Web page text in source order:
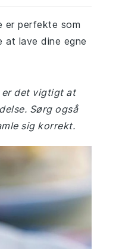
er perfekte som
at lave dine egne
er det vigtigt at
Sørg også
sig korrekt.